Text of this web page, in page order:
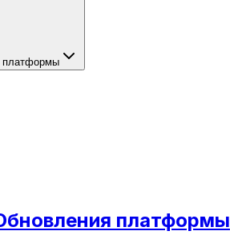
платформы
платформы